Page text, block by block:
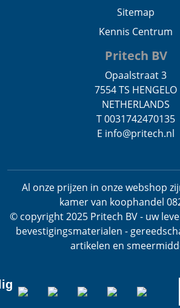
Sitemap
Kennis Centrum
Pritech BV
Opaalstraat 3
7554 TS HENGELO
NETHERLANDS
T 0031742470135
E info@pritech.nl
Al onze prijzen in onze webshop
kamer van koophandel
© copyright 2025 Pritech BV - uw
bevestigingsmaterialen -
artikelen en